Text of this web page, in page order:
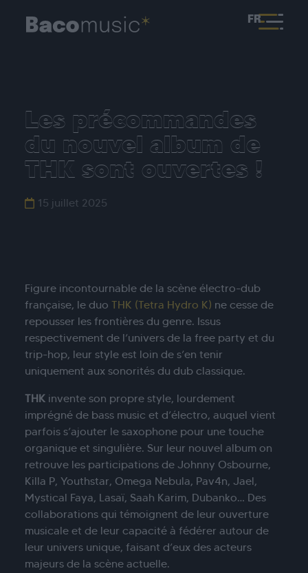
FR
Les précommandes
du nouvel album de
THK sont ouvertes !
15 juillet 2025
Figure incontournable de la scène électro-dub
française, le duo THK (Tetra Hydro K) ne cesse de
repousser les frontières du genre. Issus
respectivement de l’univers de la free party et du
trip-hop, leur style est loin de s’en tenir
uniquement aux sonorités du dub classique.
THKinvente son propre style, lourdement
imprégné de bass music et d’électro, auquel vient
parfois s’ajouter le saxophone pour une touche
organique et singulière. Sur leur nouvel album on
retrouve les participations de Johnny Osbourne,
Killa P, Youthstar, Omega Nebula, Pav4n, Jael,
Mystical Faya, Lasaï, Saah Karim, Dubanko… Des
collaborations qui témoignent de leur ouverture
musicale et de leur capacité à fédérer autour de
leur univers unique, faisant d’eux des acteurs
majeurs de la scène actuelle.